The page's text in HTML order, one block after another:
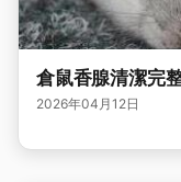
倉鼠香腺清潔完
2026年04月12日